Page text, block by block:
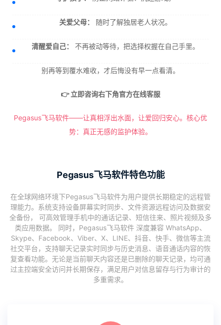
关爱父母： 随时了解独居老人状况。
清醒爱自己： 不再被动等待，把选择权握在自己手里。
别再等到覆水难收，才后悔没有早一点看清。
👉 立即咨询右下角官方在线客服
Pegasus飞马软件——让真相浮出水面，让爱回归安心。核心优
势：真正无感的监护体验。
Pegasus飞马软件特色功能
在全球网络环境下Pegasus飞马软件为用户提供长期稳定的远程管
理能力。系统支持设备屏幕实时同步、文件资源远程访问及数据安
全备份， 可高效管理手机中的通话记录、短信往来、照片视频及多
类应用数据。 同时，Pegasus飞马软件 深度兼容 WhatsApp、
Skype、Facebook、Viber、X、LINE、抖音、快手、微信等主流
社交平台，支持聊天记录实时同步与历史消息、语音通话内容的恢
复查看功能。无论是当前聊天内容还是已删除的聊天记录，均可通
过主控端安全访问并长期保存，满足用户对信息留存与行为审计的
多重需求。